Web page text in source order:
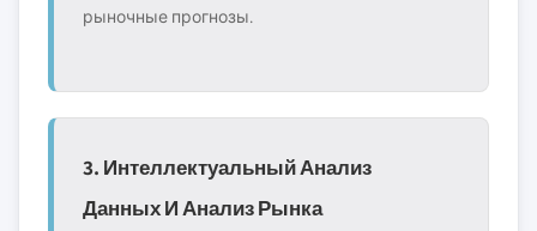
рыночные прогнозы.
3. Интеллектуальный Анализ
Данных И Анализ Рынка